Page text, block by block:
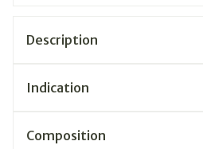
Description
Indication
Composition